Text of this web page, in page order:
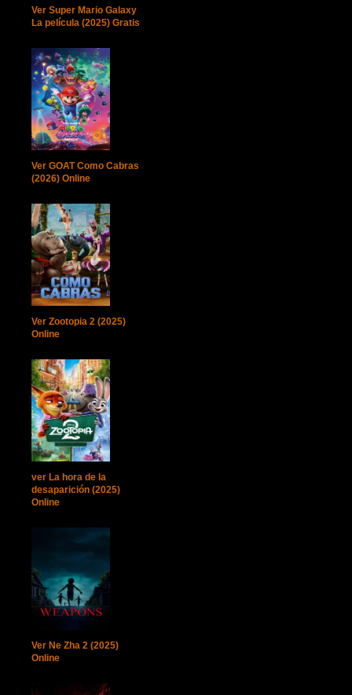
Ver Super Mario Galaxy
La película (2025) Gratis
Ver GOAT Como Cabras
(2026) Online
Ver Zootopia 2 (2025)
Online
ver La hora de la
desaparición (2025)
Online
Ver Ne Zha 2 (2025)
Online